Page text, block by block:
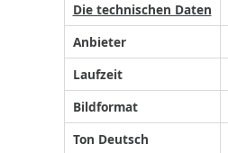
Die technischen Daten
Anbieter
Laufzeit
Bildformat
Ton Deutsch